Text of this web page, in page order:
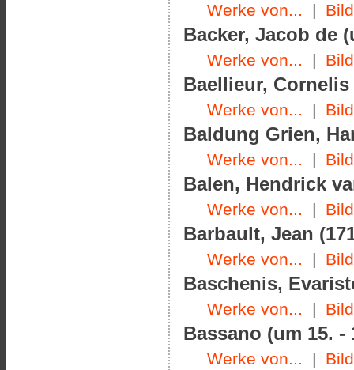
Werke von... |
Backer, Jacob de
Werke von... |
Baellieur, Cornelis
Werke von... |
Baldung Grien,
Werke von... |
Balen, Hendrick
Werke von... |
Barbault, Jean
Werke von... |
Baschenis,
Werke von... |
Bassano (um 15. -
Werke von... |